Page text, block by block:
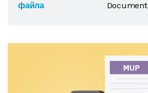
файла
Document